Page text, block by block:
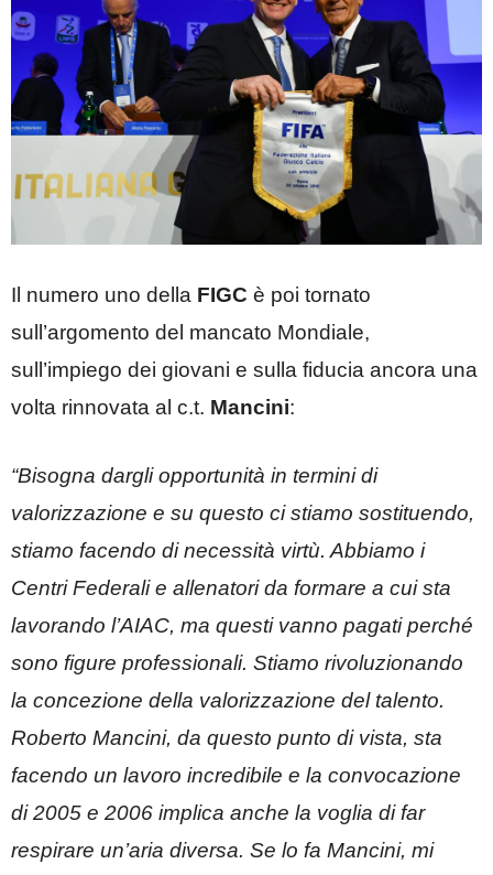
Il numero uno della FIGC è poi tornato
sull’argomento del mancato Mondiale,
sull’impiego dei giovani e sulla fiducia ancora una
volta rinnovata al c.t. Mancini:
“Bisogna dargli opportunità in termini di
valorizzazione e su questo ci stiamo sostituendo,
stiamo facendo di necessità virtù. Abbiamo i
Centri Federali e allenatori da formare a cui sta
lavorando l’AIAC, ma questi vanno pagati perché
sono figure professionali. Stiamo rivoluzionando
la concezione della valorizzazione del talento.
Roberto Mancini, da questo punto di vista, sta
facendo un lavoro incredibile e la convocazione
di 2005 e 2006 implica anche la voglia di far
respirare un’aria diversa. Se lo fa Mancini, mi